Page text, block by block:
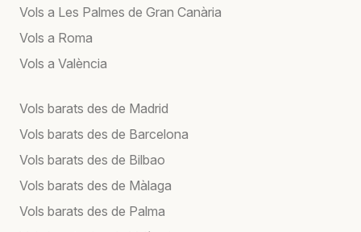
Vols a Les Palmes de Gran Canària
Vols a Roma
Vols a València
Vols barats des de Madrid
Vols barats des de Barcelona
Vols barats des de Bilbao
Vols barats des de Màlaga
Vols barats des de Palma